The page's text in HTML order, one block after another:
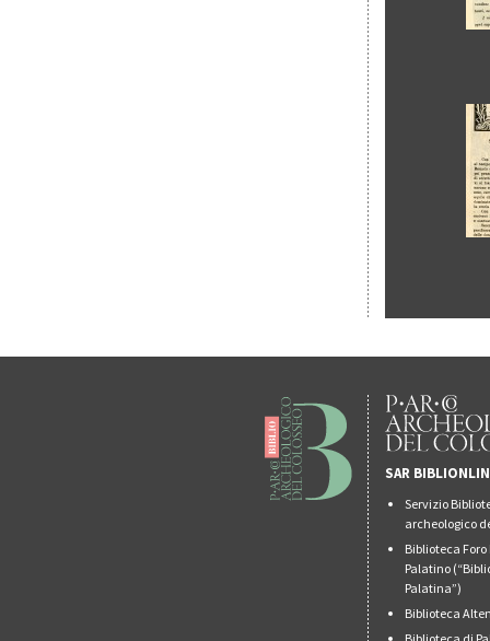
SAR
Servizio
archeologico
Biblioteca
Palatino
Palatina”)
Biblioteca